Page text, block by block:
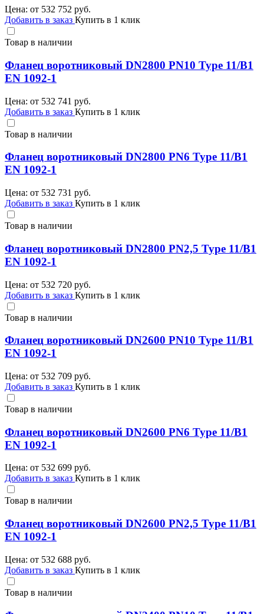
Цена: от 532 752 руб.
Добавить в заказ Купить в 1 клик
Товар в наличии
Фланец воротниковый DN2800 PN10 Type 11/B1
EN 1092-1
Цена: от 532 741 руб.
Добавить в заказ Купить в 1 клик
Товар в наличии
Фланец воротниковый DN2800 PN6 Type 11/B1
EN 1092-1
Цена: от 532 731 руб.
Добавить в заказ Купить в 1 клик
Товар в наличии
Фланец воротниковый DN2800 PN2,5 Type 11/B1
EN 1092-1
Цена: от 532 720 руб.
Добавить в заказ Купить в 1 клик
Товар в наличии
Фланец воротниковый DN2600 PN10 Type 11/B1
EN 1092-1
Цена: от 532 709 руб.
Добавить в заказ Купить в 1 клик
Товар в наличии
Фланец воротниковый DN2600 PN6 Type 11/B1
EN 1092-1
Цена: от 532 699 руб.
Добавить в заказ Купить в 1 клик
Товар в наличии
Фланец воротниковый DN2600 PN2,5 Type 11/B1
EN 1092-1
Цена: от 532 688 руб.
Добавить в заказ Купить в 1 клик
Товар в наличии